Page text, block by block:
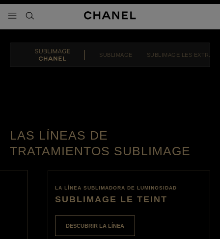
- navegación principal
buscar
SUBLIMAGE SUBLIMAGE LES
LAS LÍNEAS DE
TRATAMIENTOS SUBLIMAGE
LA LÍNEA SUBLIMADORA DE LUMINOSIDAD
SUBLIMAGE LE TEINT
DESCUBRIR LA LÍNEA